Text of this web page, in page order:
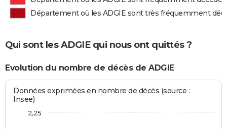
Département où les ADGIE sont très fréquemment
Qui sont les ADGIE qui nous ont quittés ?
Evolution du nombre de décès de ADGIE
Données exprimées en nombre de décès (source :
Insee)
2,25